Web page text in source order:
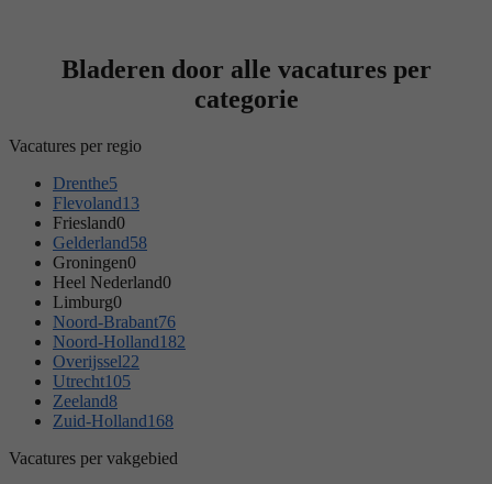
Bladeren door alle vacatures per
categorie
Vacatures per regio
Drenthe5
Flevoland13
Friesland0
Gelderland58
Groningen0
Heel Nederland0
Limburg0
Noord-Brabant76
Noord-Holland182
Overijssel22
Utrecht105
Zeeland8
Zuid-Holland168
Vacatures per vakgebied